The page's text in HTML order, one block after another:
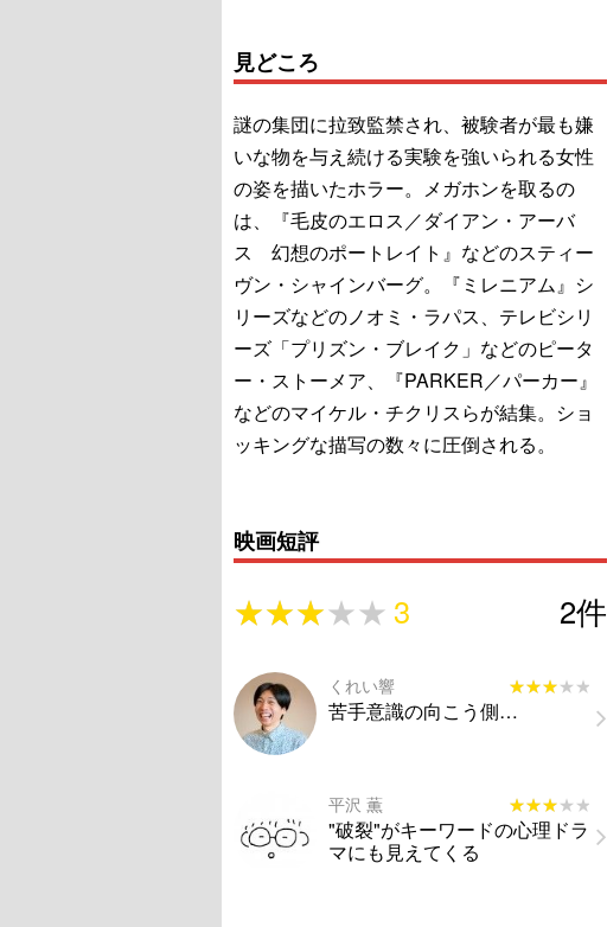
見どころ
謎の集団に拉致監禁され、被験者が最も嫌
いな物を与え続ける実験を強いられる女性
の姿を描いたホラー。メガホンを取るの
は、『毛皮のエロス／ダイアン・アーバ
ス 幻想のポートレイト』などのスティー
ヴン・シャインバーグ。『ミレニアム』シ
リーズなどのノオミ・ラパス、テレビシリ
ーズ「プリズン・ブレイク」などのピータ
ー・ストーメア、『PARKER／パーカー』
などのマイケル・チクリスらが結集。ショ
ッキングな描写の数々に圧倒される。
映画短評
★★★★★
★★★★★ 3 2件
くれい響 ★★★★★
★★★★★
苦手意識の向こう側…
平沢 薫 ★★★★★
★★★★★
"破裂"がキーワードの心理ドラ
マにも見えてくる